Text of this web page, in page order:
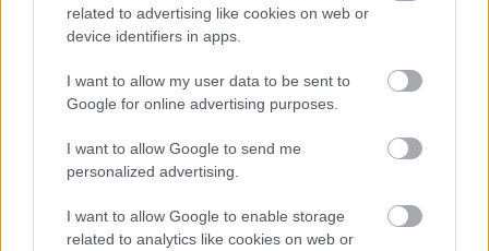
related to advertising like cookies on web or
device identifiers in apps.
I want to allow my user data to be sent to
Google for online advertising purposes.
I want to allow Google to send me
personalized advertising.
I want to allow Google to enable storage
related to analytics like cookies on web or
Robin Wright, 54 éves